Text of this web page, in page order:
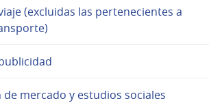
(excluidas las pertenecientes a
de mercado y estudios sociales